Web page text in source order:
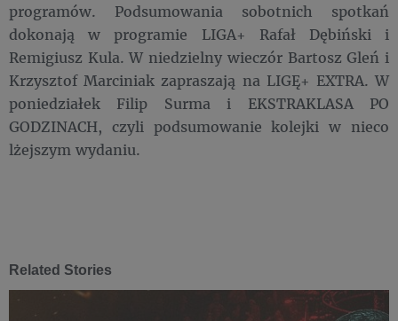
programów. Podsumowania sobotnich spotkań
dokonają w programie LIGA+ Rafał Dębiński i
Remigiusz Kula. W niedzielny wieczór Bartosz Gleń i
Krzysztof Marciniak zapraszają na LIGĘ+ EXTRA. W
poniedziałek Filip Surma i EKSTRAKLASA PO
GODZINACH, czyli podsumowanie kolejki w nieco
lżejszym wydaniu.
Related Stories